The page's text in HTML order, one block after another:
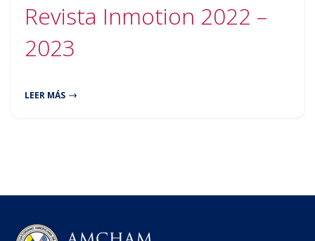
Revista Inmotion 2022 –
2023
LEER MÁS